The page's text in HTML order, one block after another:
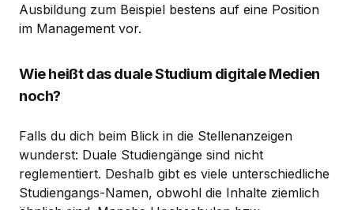
Ausbildung zum Beispiel bestens auf eine Position
im Management vor.
Wie heißt das duale Studium digitale Medien
noch?
Falls du dich beim Blick in die Stellenanzeigen
wunderst: Duale Studiengänge sind nicht
reglementiert. Deshalb gibt es viele unterschiedliche
Studiengangs-Namen, obwohl die Inhalte ziemlich